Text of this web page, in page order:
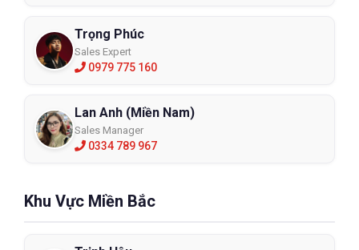
Trọng Phúc
Sales Expert
0979 775 160
Lan Anh (Miền Nam)
Sales Manager
0334 789 967
Khu Vực Miền Bắc